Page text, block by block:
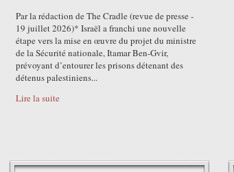
Par la rédaction de The Cradle (revue de presse -
19 juillet 2026)* Israël a franchi une nouvelle
étape vers la mise en œuvre du projet du ministre
de la Sécurité nationale, Itamar Ben-Gvir,
prévoyant d’entourer les prisons détenant des
détenus palestiniens...
Lire la suite